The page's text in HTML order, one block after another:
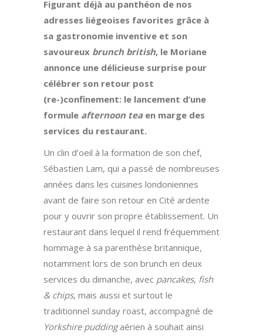
Figurant déjà au panthéon de nos
adresses liégeoises favorites grâce à
sa gastronomie inventive et son
savoureux brunch british, le Moriane
annonce une délicieuse surprise pour
célébrer son retour post
(re-)confinement: le lancement d’une
formule afternoon teaen marge des
services du restaurant.
Un clin d’oeil à la formation de son chef,
Sébastien Lam, qui a passé de nombreuses
années dans les cuisines londoniennes
avant de faire son retour en Cité ardente
pour y ouvrir son propre établissement. Un
restaurant dans lequel il rend fréquemment
hommage à sa parenthèse britannique,
notamment lors de son brunch en deux
services du dimanche, avec pancakes, fish
& chips, mais aussi et surtout le
traditionnel sunday roast, accompagné de
Yorkshire puddingaérien à souhait ainsi